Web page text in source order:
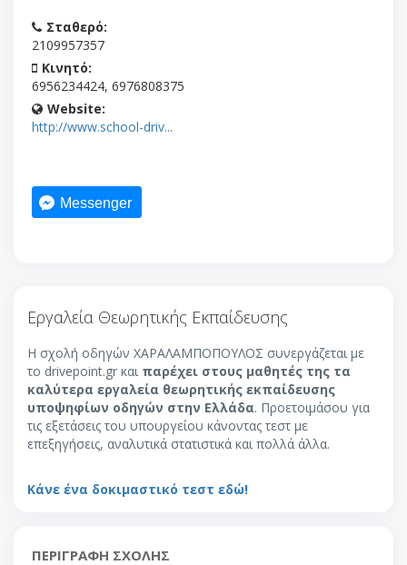
Σταθερό:
2109957357
Κινητό:
6956234424, 6976808375
Website:
http://www.school-driv...
Messenger
Εργαλεία Θεωρητικής Εκπαίδευσης
Η σχολή οδηγών ΧΑΡΑΛΑΜΠΟΠΟΥΛΟΣ συνεργάζεται με
το drivepoint.gr και παρέχει στους μαθητές της τα
καλύτερα εργαλεία θεωρητικής εκπαίδευσης
υποψηφίων οδηγών στην Ελλάδα. Προετοιμάσου για
τις εξετάσεις του υπουργείου κάνοντας τεστ με
επεξηγήσεις, αναλυτικά στατιστικά και πολλά άλλα.
Κάνε ένα δοκιμαστικό τεστ εδώ!
ΠΕΡΙΓΡΑΦΗ ΣΧΟΛΗΣ